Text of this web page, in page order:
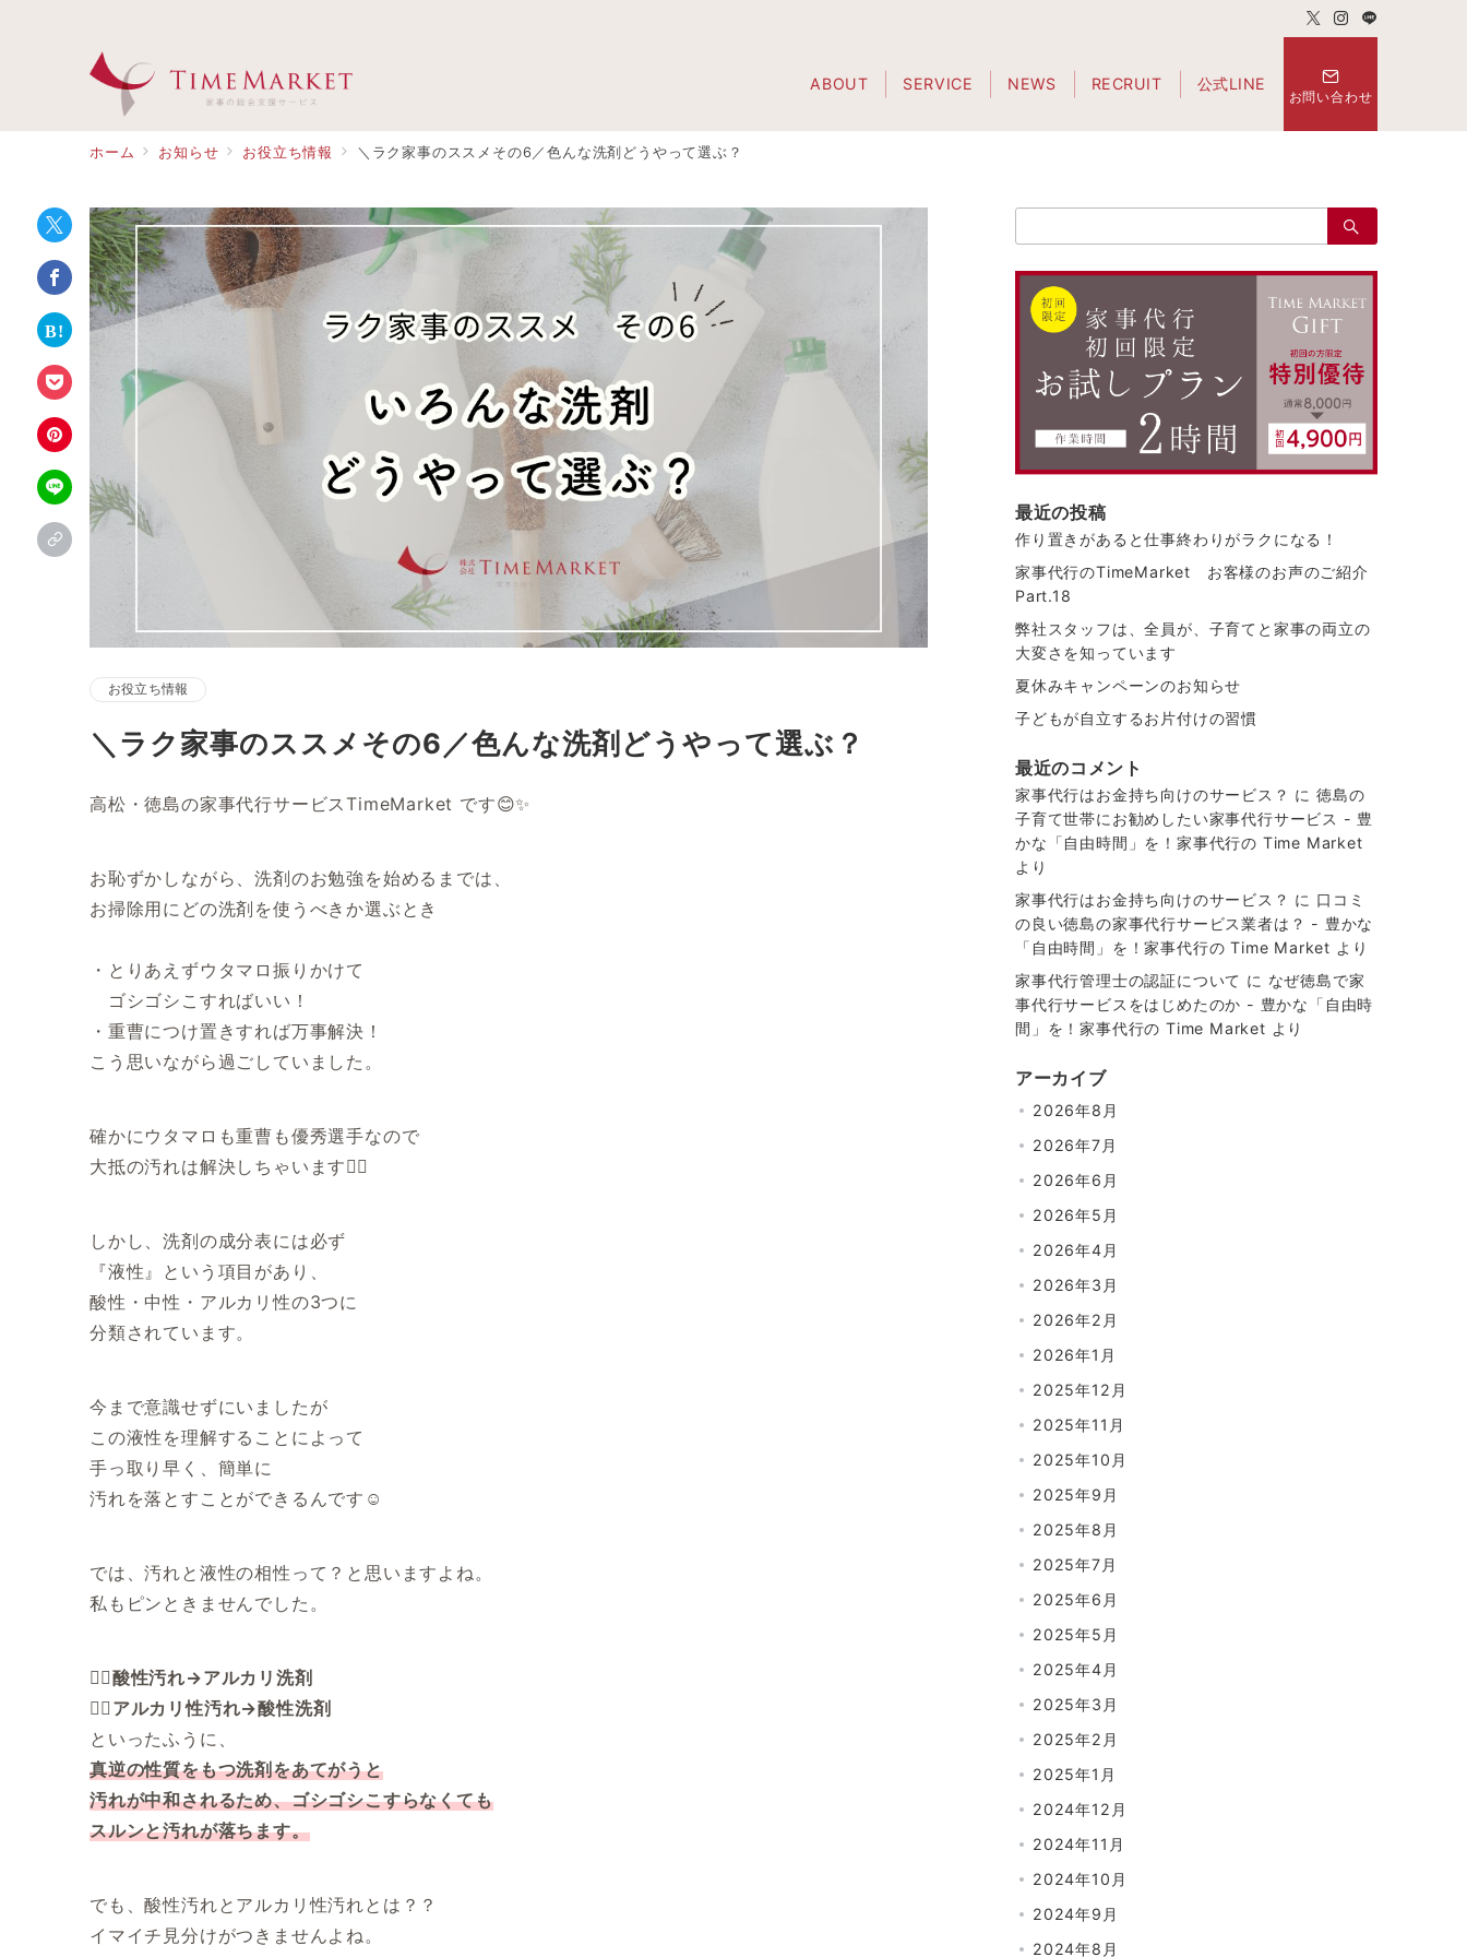
ABOUT SERVICE NEWS RECRUIT 公式LINE
お問い合わせ
ホーム お知らせ お役立ち情報 ＼ラク家事のススメその6／色んな洗剤どうやって選ぶ？
お役立ち情報
＼ラク家事のススメその6／色んな洗剤どうやって選ぶ？
高松・徳島の家事代行サービスTimeMarket です😊✨
お恥ずかしながら、洗剤のお勉強を始めるまでは、
お掃除用にどの洗剤を使うべきか選ぶとき
・とりあえずウタマロ振りかけて
ゴシゴシこすればいい！
・重曹につけ置きすれば万事解決！
こう思いながら過ごしていました。
確かにウタマロも重曹も優秀選手なので
大抵の汚れは解決しちゃいます💁‍♂️
しかし、洗剤の成分表には必ず
『液性』という項目があり、
酸性・中性・アルカリ性の3つに
分類されています。
今まで意識せずにいましたが
この液性を理解することによって
手っ取り早く、簡単に
汚れを落とすことができるんです☺️
では、汚れと液性の相性って？と思いますよね。
私もピンときませんでした。
💁‍♂️酸性汚れ→アルカリ洗剤
💁‍♂️アルカリ性汚れ→酸性洗剤
といったふうに、
真逆の性質をもつ洗剤をあてがうと
汚れが中和されるため、ゴシゴシこすらなくても
スルンと汚れが落ちます。
でも、酸性汚れとアルカリ性汚れとは？？
イマイチ見分けがつきませんよね。
索：
最近の投稿
作り置きがあると仕事終わりがラクになる！
家事代行のTimeMarket お客様のお声のご紹介
Part.18
弊社スタッフは、全員が、子育てと家事の両立の
大変さを知っています
夏休みキャンペーンのお知らせ
子どもが自立するお片付けの習慣
最近のコメント
家事代行はお金持ち向けのサービス？ に徳島の
子育て世帯にお勧めしたい家事代行サービス - 豊
かな「自由時間」を！家事代行の Time Market
より
家事代行はお金持ち向けのサービス？ に 口コミ
の良い徳島の家事代行サービス業者は？ - 豊かな
「自由時間」を！家事代行の Time Market より
家事代行管理士の認証について に なぜ徳島で家
事代行サービスをはじめたのか - 豊かな「自由時
間」を！家事代行の Time Market より
アーカイブ
2026年8月
2026年7月
2026年6月
2026年5月
2026年4月
2026年3月
2026年2月
2026年1月
2025年12月
2025年11月
2025年10月
2025年9月
2025年8月
2025年7月
2025年6月
2025年5月
2025年4月
2025年3月
2025年2月
2025年1月
2024年12月
2024年11月
2024年10月
2024年9月
2024年8月